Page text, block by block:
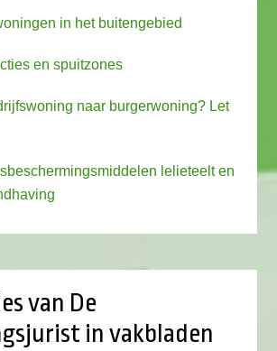
in het buitengebied
en spuitzones
naar burgerwoning? Let
lelieteelt en
van De
in vakbladen